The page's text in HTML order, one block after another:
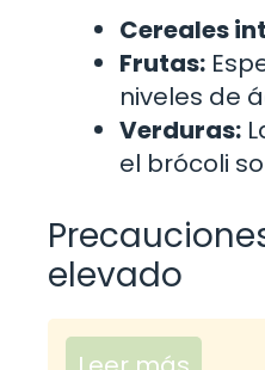
Cereales
Frutas:
niveles de
Verduras:
el brócoli
elevado